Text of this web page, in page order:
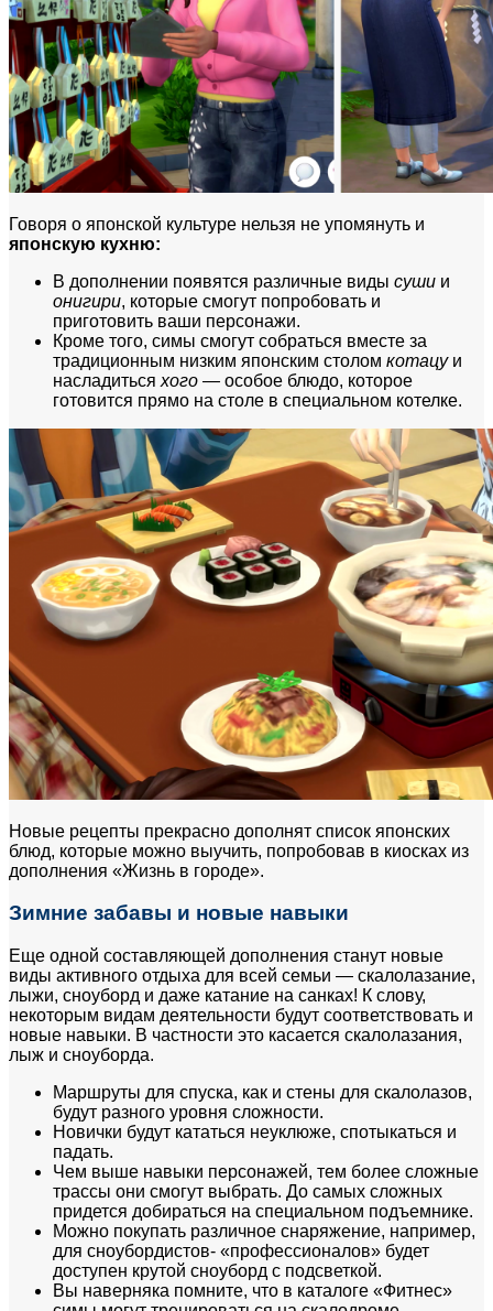
Говоря о японской культуре нельзя не упомянуть и
японскую кухню:
В дополнении появятся различные виды суши и
онигири, которые смогут попробовать и
приготовить ваши персонажи.
Кроме того, симы смогут собраться вместе за
традиционным низким японским столом котацу и
насладиться хого — особое блюдо, которое
готовится прямо на столе в специальном котелке.
Новые рецепты прекрасно дополнят список японских
блюд, которые можно выучить, попробовав в киосках из
дополнения «Жизнь в городе».
Зимние забавы и новые навыки
Еще одной составляющей дополнения станут новые
виды активного отдыха для всей семьи — скалолазание,
лыжи, сноуборд и даже катание на санках! К слову,
некоторым видам деятельности будут соответствовать и
новые навыки. В частности это касается скалолазания,
лыж и сноуборда.
Маршруты для спуска, как и стены для скалолазов,
будут разного уровня сложности.
Новички будут кататься неуклюже, спотыкаться и
падать.
Чем выше навыки персонажей, тем более сложные
трассы они смогут выбрать. До самых сложных
придется добираться на специальном подъемнике.
Можно покупать различное снаряжение, например,
для сноубордистов- «профессионалов» будет
доступен крутой сноуборд с подсветкой.
Вы наверняка помните, что в каталоге «Фитнес»